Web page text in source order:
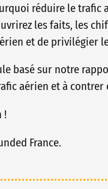
réduire le
les faits, les
et de privilégier
basé sur notre
aérien et à
!
France.